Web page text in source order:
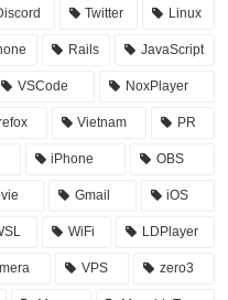
Twitter Linux
Rails JavaScript
VSCode NoxPlayer
Vietnam PR
iPhone OBS
Gmail iOS
WiFi LDPlayer
VPS zero3